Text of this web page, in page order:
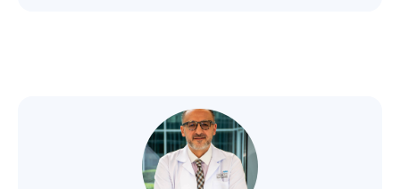
د. خالد العواني